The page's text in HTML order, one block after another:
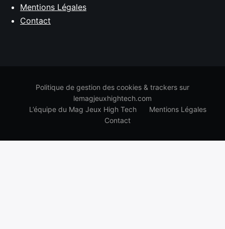
Mentions Légales
Contact
Politique de gestion des cookies & trackers sur
lemagjeuxhightech.com
L’équipe du Mag Jeux High Tech
Mentions Légales
Contact